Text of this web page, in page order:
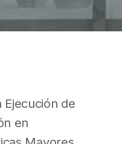
Ejecución de
en